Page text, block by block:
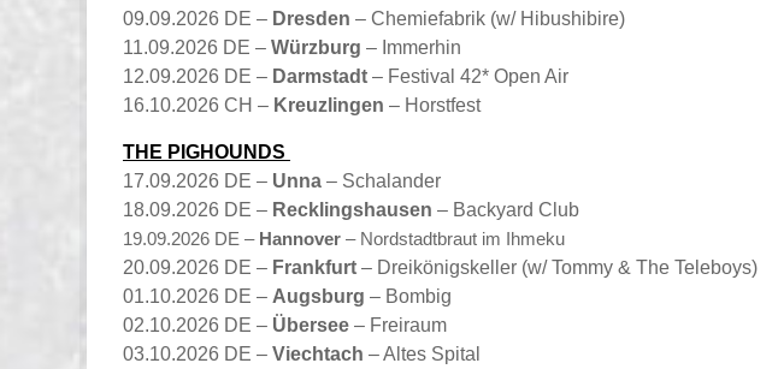
09.09.2026 DE – Dresden – Chemiefabrik (w/ Hibushibire)
11.09.2026 DE – Würzburg – Immerhin
12.09.2026 DE – Darmstadt – Festival 42* Open Air
16.10.2026 CH – Kreuzlingen – Horstfest
THE PIGHOUNDS
17.09.2026 DE – Unna – Schalander
18.09.2026 DE – Recklingshausen – Backyard Club
19.09.2026 DE – Hannover – Nordstadtbraut im Ihmeku
20.09.2026 DE – Frankfurt – Dreikönigskeller (w/ Tommy & The Teleboys)
01.10.2026 DE – Augsburg – Bombig
02.10.2026 DE – Übersee – Freiraum
03.10.2026 DE – Viechtach – Altes Spital